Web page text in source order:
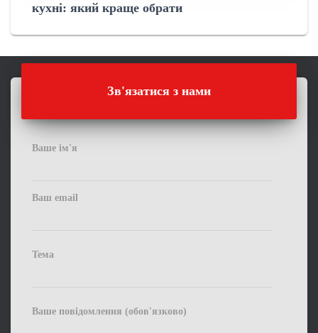
кухні: який краще обрати
Зв'язатися з нами
Ваше ім'я
Ваш email
Тема
Ваше повідомлення (обов'язково)